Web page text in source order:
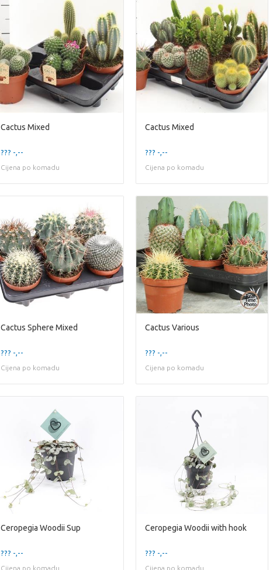
Cactus Mixed
??? -,--
Cijena po komadu
Cactus Mixed
??? -,--
Cijena po komadu
Cactus Sphere Mixed
??? -,--
Cijena po komadu
Cactus Various
??? -,--
Cijena po komadu
Ceropegia Woodii Sup
??? -,--
Cijena po komadu
Ceropegia Woodii with hook
??? -,--
Cijena po komadu